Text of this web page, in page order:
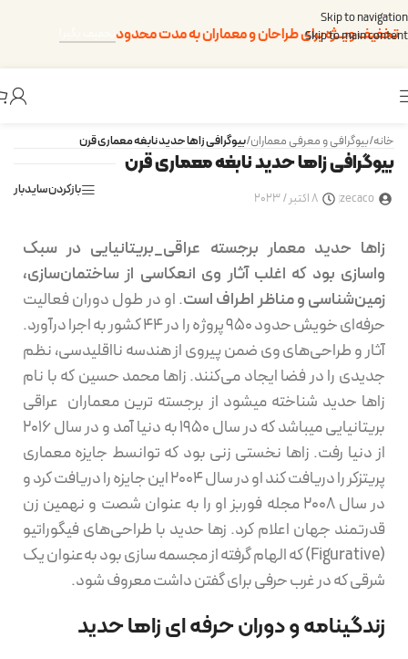
Skip to navigation
Skip to main content
تخفیف ویــژه برای طراحان و معماران به مدت محدود
بیوگرافی زاها حدید نابغه معماری قرن
zecaco 8 اکتبر / 2023 بازکردن سایدبار
خانه/بیوگرافی و معرفی معماران/بیوگرافی زاها حدید نابغه معماری قرن
زاها حدید معمار برجسته عراقی_بریتانیایی در سبک
واسازی بود که اغلب آثار وی انعکاسی از ساختمان‌سازی،
زمین‌شناسی و مناظر اطراف است. او در طول دوران فعالیت
حرفه‌ای خویش حدود ۹۵۰ پروژه را در ۴۴ کشور به اجرا درآورد.
آثار و طراحی‌های وی ضمن پیروی از هندسه نااقلیدسی، نظم
جدیدی را در فضا ایجاد می‌کنند. زاها محمد حسین که با نام
زاها حدید شناخته میشود از برجسته ترین معماران عراقی
بریتانیایی میباشد که در سال 1950 به دنیا آمد و در سال 2016
از دنیا رفت. زاها نخستی زنی بود که توانسط جایزه معماری
پریتزکر را دریافت کند او در سال 2004 این جایزه را دریافت کرد و
در سال 2008 مجله فوربز او را به عنوان شصت و نهمین زن
قدرتمند جهان اعلام کرد. زها حدید با طراحی‌های فیگوراتیو
(Figurative) که الهام گرفته از مجسمه سازی بود به‌عنوان یک
شرقی که در غرب حرفی برای گفتن داشت معروف شود.
زندگینامه و دوران حرفه ای زاها حدید